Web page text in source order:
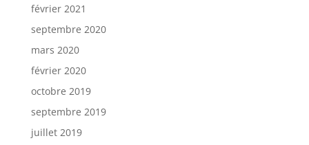
février 2021
septembre 2020
mars 2020
février 2020
octobre 2019
septembre 2019
juillet 2019